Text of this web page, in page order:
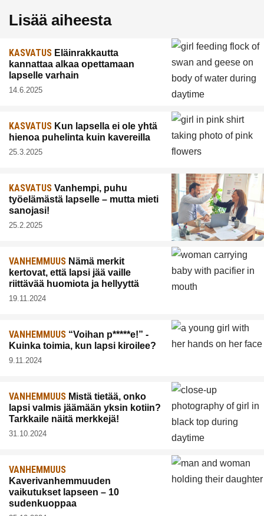
Lisää aiheesta
KASVATUS Eläinrakkautta
kannattaa alkaa opettamaan
lapselle varhain
14.6.2025
KASVATUS Kun lapsella ei ole yhtä
hienoa puhelinta kuin kavereilla
25.3.2025
KASVATUS Vanhempi, puhu
työelämästä lapselle – mutta mieti
sanojasi!
25.2.2025
VANHEMMUUS Nämä merkit
kertovat, että lapsi jää vaille
riittävää huomiota ja hellyyttä
19.11.2024
VANHEMMUUS “Voihan p*****e!” -
Kuinka toimia, kun lapsi kiroilee?
9.11.2024
VANHEMMUUS Mistä tietää, onko
lapsi valmis jäämään yksin kotiin?
Tarkkaile näitä merkkejä!
31.10.2024
VANHEMMUUS
Kaverivanhemmuuden
vaikutukset lapseen – 10
sudenkuoppaa